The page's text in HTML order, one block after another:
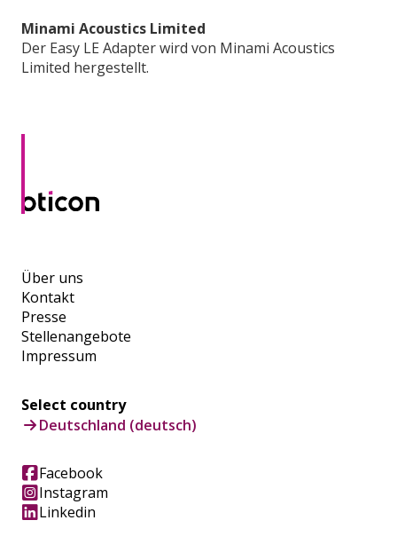
Minami Acoustics Limited
Der Easy LE Adapter wird von Minami Acoustics
Limited hergestellt.
Über uns
Kontakt
Presse
Stellenangebote
Impressum
Select country
Deutschland (deutsch)
Facebook
Instagram
Linkedin